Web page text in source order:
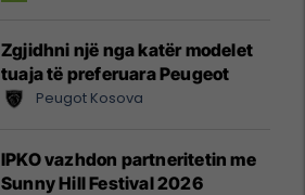
Zgjidhni një nga katër modelet
tuaja të preferuara Peugeot
Peugot Kosova
IPKO vazhdon partneritetin me
Sunny Hill Festival 2026